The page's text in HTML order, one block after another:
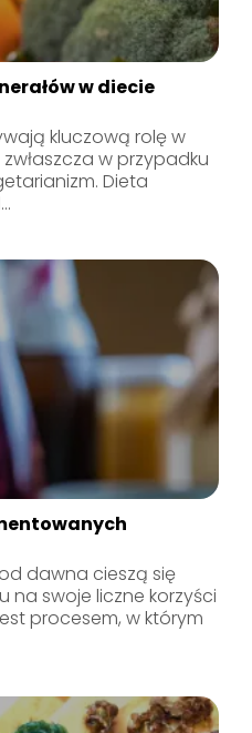
w diecie
kluczową rolę w
w przypadku
Dieta
dawna cieszą się
na swoje liczne korzyści
procesem, w którym